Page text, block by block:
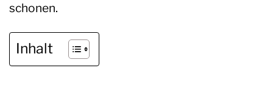
schonen.
Inhalt